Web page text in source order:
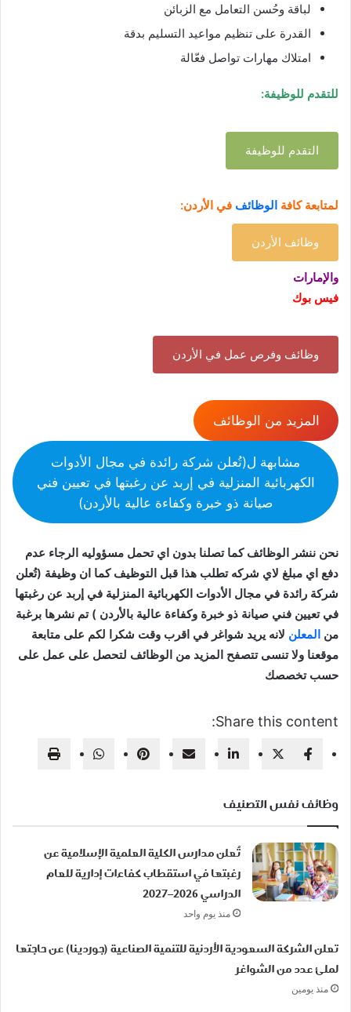
لباقة وحُسن التعامل مع الزبائن
القدرة على تنظيم مواعيد التسليم بدقة
امتلاك مهارات تواصل فعّالة
للتقدم للوظيفة:
التقدم للوظيفة
لمتابعة كافة الوظائف في الأردن:
وظائف الأردن
والإمارات
فيس بوك
وظائف وفرص عمل في الأردن
المزيد من الوظائف
مشابهة ل(تُعلن شركة رائدة في مجال الأدوات
الكهربائية المنزلية في إربد عن رغبتها في تعيين فني
صيانة ذو خبرة وكفاءة عالية بالأردن)
نحن ننشر الوظائف كما تصلنا بدون اي تحمل مسؤوليه الرجاء عدم
دفع اي مبلغ لاي شركه تطلب هذا قبل التوظيف كما ان وظيفة (تُعلن
شركة رائدة في مجال الأدوات الكهربائية المنزلية في إربد عن رغبتها
في تعيين فني صيانة ذو خبرة وكفاءة عالية بالأردن ) تم نشرها برغبة
من المعلن لانه يريد شواغر في اقرب وقت شكرا لكم على متابعة
موقعنا ولا تنسى تتصفح المزيد من الوظائف لتحصل على عمل على
حسب تخصصك
Share this content:
وظائف نفس التصنيف
تُعلن مدارس الكلية العلمية الإسلامية عن
رغبتها في استقطاب كفاءات إدارية للعام
الدراسي 2026–2027
منذ يوم واحد
تعلن الشركة السعودية الأردنية للتنمية الصناعية (جوردينا) عن حاجتها
لملئ عدد من الشواغر
منذ يومين